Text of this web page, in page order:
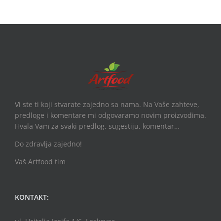
Vi ste ti koji stvarate zajedno sa nama. Na Vaše zahteve,
predloge i komentare mi odgovaramo novim proizvodima.
Hvala Vam za svaki predlog, sugestiju, komentar…
Do zdravlja zajedno!
Vaš Artfood tim
KONTAKT: